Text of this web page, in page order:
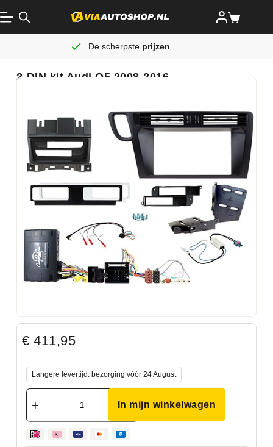
De scherpste prijzen
2-DIN kit Audi Q5 2008-2016
€ 411,95
Langere levertijd: bezorging vóór 24 August
In mijn winkelwagen